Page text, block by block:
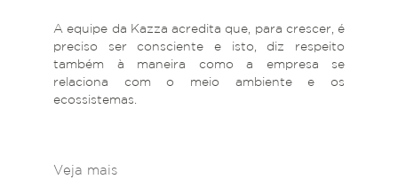
A equipe da Kazza acredita que, para crescer, é
preciso ser consciente e isto, diz respeito
também à maneira como a empresa se
relaciona com o meio ambiente e os
ecossistemas.
Veja mais